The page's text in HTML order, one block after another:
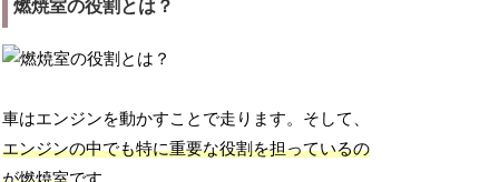
燃焼室の役割とは？
車はエンジンを動かすことで走ります。そして、
エンジンの中でも特に重要な役割を担っているの